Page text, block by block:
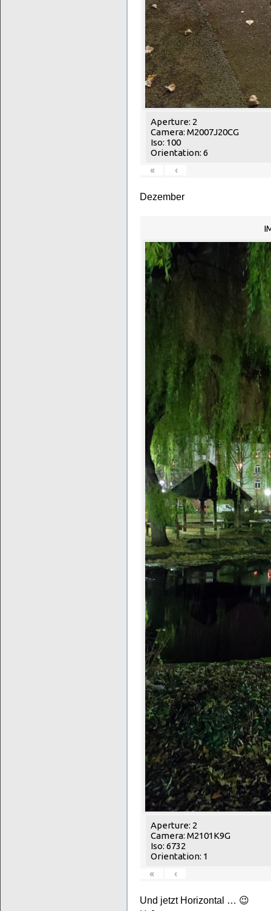
Aperture: 2
Camera: M2007J20CG
Iso: 100
Orientation: 6
«
‹
Dezember
Aperture: 2
Camera: M2101K9G
Iso: 6732
Orientation: 1
«
‹
Und jetzt Horizontal … 😉